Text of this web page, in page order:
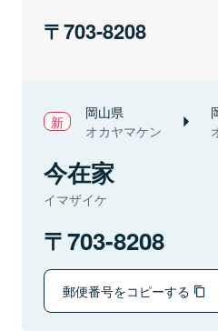
703-8208
岡山県
オカヤマケン
今在家
イマザイケ
703-8208
郵便番号をコピーする